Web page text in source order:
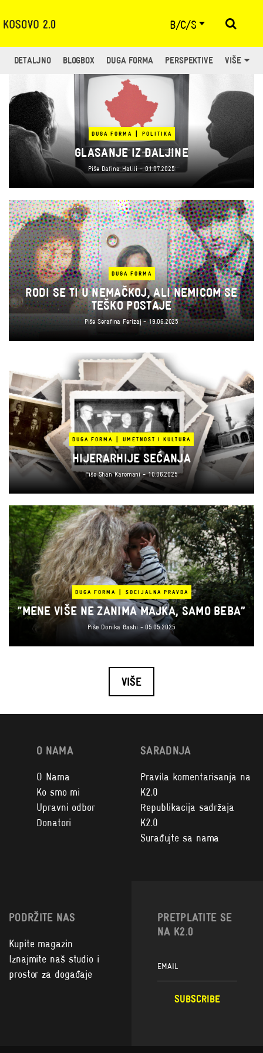
B/C/S
DETALJNO BLOGBOX DUGA FORMA PERSPEKTIVE VIŠE
DUGA FORMA | POLITIKA
GLASANJE IZ DALJINE
Piše Dafina Halili- 01.07.2025
DUGA FORMA
RODI SE TI U NEMAČKOJ, ALI NEMICOM SE
TEŠKO POSTAJE
PišeSerafina Ferizaj- 19.06.2025
DUGA FORMA | UMETNOST I KULTURA
HIJERARHIJE SEĆANJA
PišeShan Karemani- 10.06.2025
DUGA FORMA | SOCIJALNA PRAVDA
“MENE VIŠE NE ZANIMA MAJKA, SAMO BEBA”
Piše Donika Gashi - 05.05.2025
VIŠE
O NAMA
O Nama
Ko smo mi
Upravni odbor
Donatori
SARADNJA
Pravila komentarisanja na
K2.0
Republikacija sadržaja
K2.0
Surađujte sa nama
PODRŽITE NAS
Kupite magazin
Iznajmite naš studio i
prostor za događaje
PRETPLATITE SE
NA K2.0